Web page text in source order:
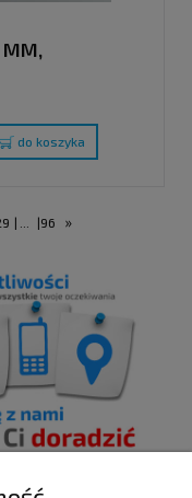
MM,
do koszyka
| |96 »